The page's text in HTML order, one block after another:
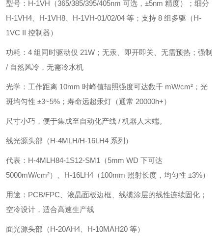
型号：H-1VH（365/385/395/405nm 可选，±5nm 精度）；细分
H-1VH4、H-1VH8、H-1VH-01/02/04 等；支持 8 组多驱（H-
1VC II 控制器）
功耗：4 组同时驱动仅 21W；无汞、即开即关、无需预热；强制
/ 自然风冷，无需冷水机
光学：工作距离 10mm 时峰值辐照强度可达数千 mW/cm²；光
斑均匀性 ±3~5%；寿命远超汞灯（通常 20000h+）
尺寸小巧，便于集成至自动化产线 / 机器人末端。
线光源头部（H-4MLH/H-16LH4 系列）
代表：H-4MLH84-1S12-SM1（5mm WD 下可达
5000mW/cm²）、H-16LH4（100mm 照射长度，均匀性 ±3%）
用途：PCB/FPC、液晶面板边框、线缆涂层的线性连续固化；
空冷设计，适合高速生产线
面光源头部（H-20AH4、H-10MAH20 等）